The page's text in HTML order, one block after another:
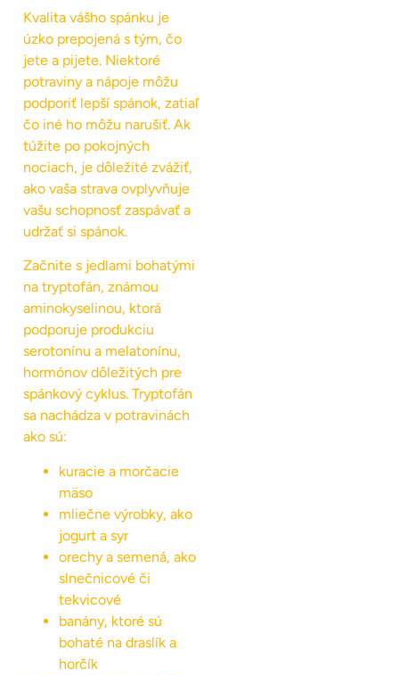
Kvalita vášho spánku je
úzko prepojená s tým, čo
jete a pijete. Niektoré
potraviny a nápoje môžu
podporiť lepší spánok, zatiaľ
čo iné ho môžu narušiť. Ak
túžite po pokojných
nociach, je dôležité zvážiť,
ako vaša strava ovplyvňuje
vašu schopnosť zaspávať a
udržať si spánok.
Začnite s jedlami bohatými
na tryptofán, známou
aminokyselinou, ktorá
podporuje produkciu
serotonínu a melatonínu,
hormónov dôležitých pre
spánkový cyklus. Tryptofán
sa nachádza v potravinách
ako sú:
kuracie a morčacie
mäso
mliečne výrobky, ako
jogurt a syr
orechy a semená, ako
slnečnicové či
tekvicové
banány, ktoré sú
bohaté na draslík a
horčík